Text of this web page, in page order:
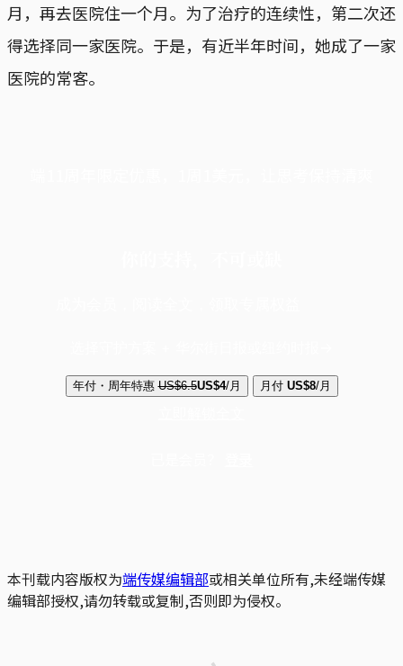
月，再去医院住一个月。为了治疗的连续性，第二次还
得选择同一家医院。于是，有近半年时间，她成了一家
医院的常客。
年付・周年特惠 US$6.5US$4/月 月付 US$8/月
本刊载内容版权为端传媒编辑部或相关单位所有,未经端传媒
编辑部授权,请勿转载或复制,否则即为侵权。